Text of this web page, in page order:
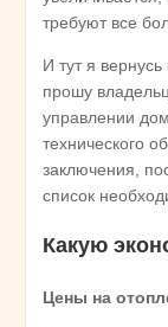
требуют все
И тут я вернусь
прошу
управлении
технического
заключения,
список
Какую
Цены на